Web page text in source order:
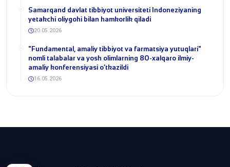
Samarqand davlat tibbiyot universiteti Indoneziyaning
yetakchi oliygohi bilan hamkorlik qiladi
20.05.2026
​"Fundamental, amaliy tibbiyot va farmatsiya yutuqlari"
nomli talabalar va yosh olimlarning 80-xalqaro ilmiy-
amaliy konferensiyasi o‘tkazildi
16.05.2026